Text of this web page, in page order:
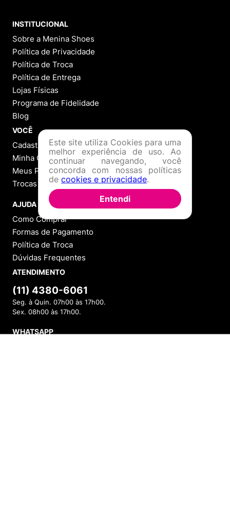
INSTITUCIONAL
Sobre a Menina Shoes
Política de Privacidade
Política de Troca
Política de Entrega
Lojas Físicas
Programa de Fidelidade
Blog
VOCÊ
Cadastre-se
Minha Conta
Meus Pedidos
Trocas e Devoluções
AJUDA
Como Comprar
Formas de Pagamento
Política de Troca
Dúvidas Frequentes
ATENDIMENTO
(11) 4380-6061
Seg. à Quin. 07h00 às 17h00.
Sex. 08h00 às 17h00.
WHATSAPP
Este site utiliza Cookies para uma
melhor experiência de uso. Ao
continuar navegando, você
concorda com nossas políticas
de cookies e privacidade.
Entendi